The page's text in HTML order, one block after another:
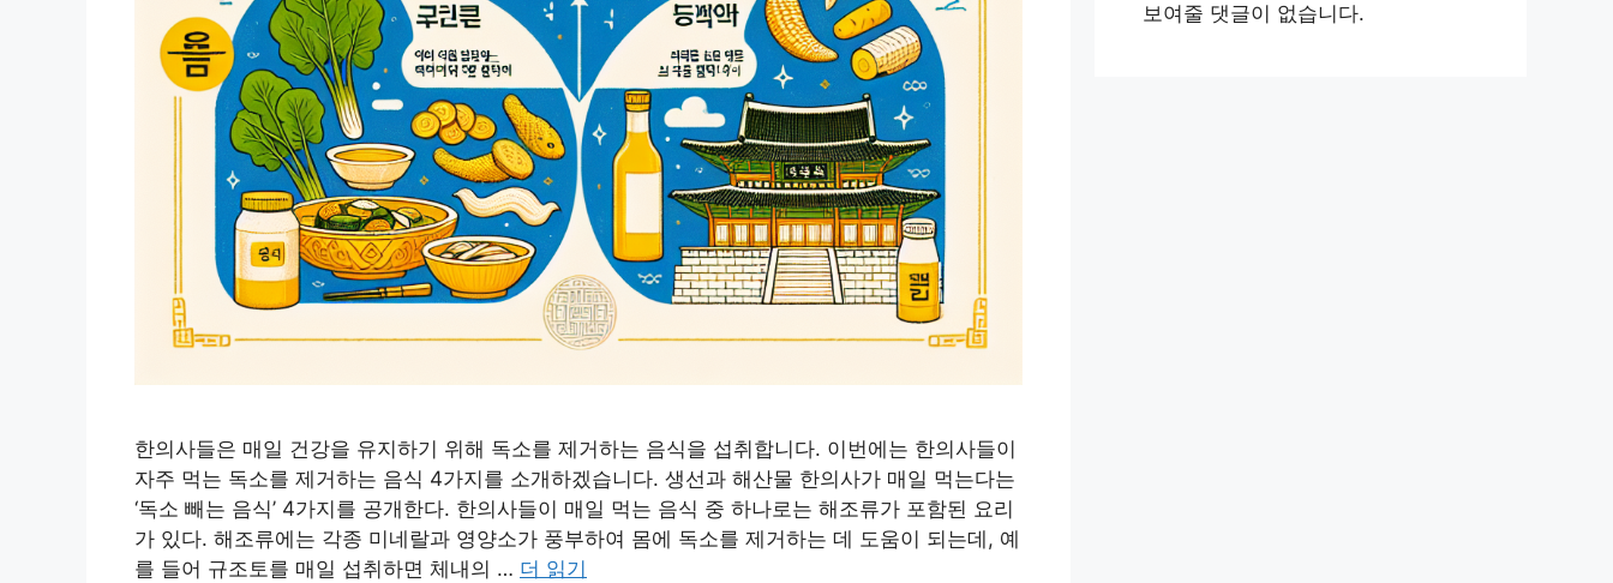
한의사들은 매일 건강을 유지하기 위해 독소를 제거하는 음식을 섭취합니다. 이번에는 한의사들이
자주 먹는 독소를 제거하는 음식 4가지를 소개하겠습니다. 생선과 해산물 한의사가 매일 먹는다는
‘독소 빼는 음식’ 4가지를 공개한다. 한의사들이 매일 먹는 음식 중 하나로는 해조류가 포함된 요리
가 있다. 해조류에는 각종 미네랄과 영양소가 풍부하여 몸에 독소를 제거하는 데 도움이 되는데, 예
를 들어 규조토를 매일 섭취하면 체내의 … 더 읽기
보여줄 댓글이 없습니다.